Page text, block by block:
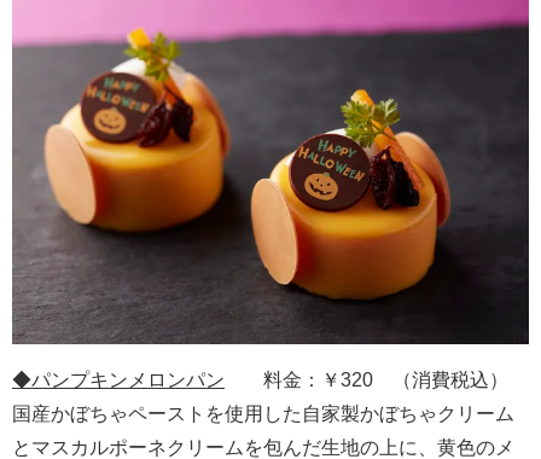
◆パンプキンメロンパン 料金：￥320 （消費税込）
国産かぼちゃペーストを使用した自家製かぼちゃクリーム
とマスカルポーネクリームを包んだ生地の上に、黄色のメ